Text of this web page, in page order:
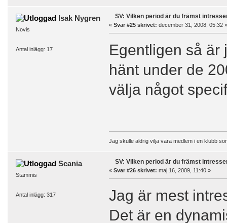
Isak Nygren
Novis
Antal inlägg: 17
SV: Vilken period är du främst
« Svar #25 skrivet: december 31, 2008, 05:32 »
Egentligen så är
hänt under de
välja något
Jag skulle aldrig vilja vara medlem i en klubb
Scania
Stammis
Antal inlägg: 317
SV: Vilken period är du främst
« Svar #26 skrivet: maj 16, 2009, 11:40 »
Jag är mest
Det är en